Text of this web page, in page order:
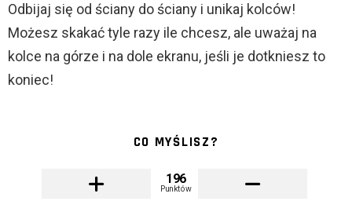
Odbijaj się od ściany do ściany i unikaj kolców!
Możesz skakać tyle razy ile chcesz, ale uważaj na
kolce na górze i na dole ekranu, jeśli je dotkniesz to
koniec!
CO MYŚLISZ?
196
Punktów